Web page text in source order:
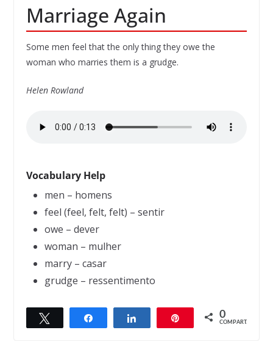
Marriage Again
Some men feel that the only thing they owe the
woman who marries them is a grudge.
Helen Rowland
Vocabulary Help
men – homens
feel (feel, felt, felt) – sentir
owe – dever
woman – mulher
marry – casar
grudge – ressentimento
Compartilhar Compartilhar 0
COMPART.
← Previous